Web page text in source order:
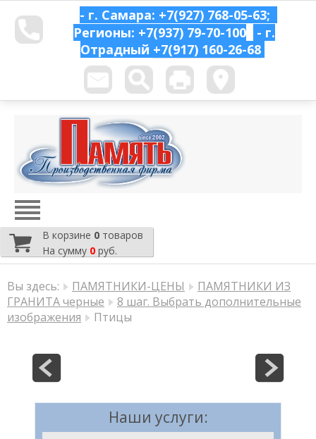
- г. Самара: +7(927) 768-05-63;
Регионы: +7(937) 79-70-100
- г.
Отрадный +7(917) 160-26-68
В корзине 0 товаров
На сумму 0 руб.
Вы здесь: ПАМЯТНИКИ-ЦЕНЫ
ПАМЯТНИКИ ИЗ
ГРАНИТА черные
8 шаг. Выбрать дополнительные
изображения
Птицы
Наши услуги: